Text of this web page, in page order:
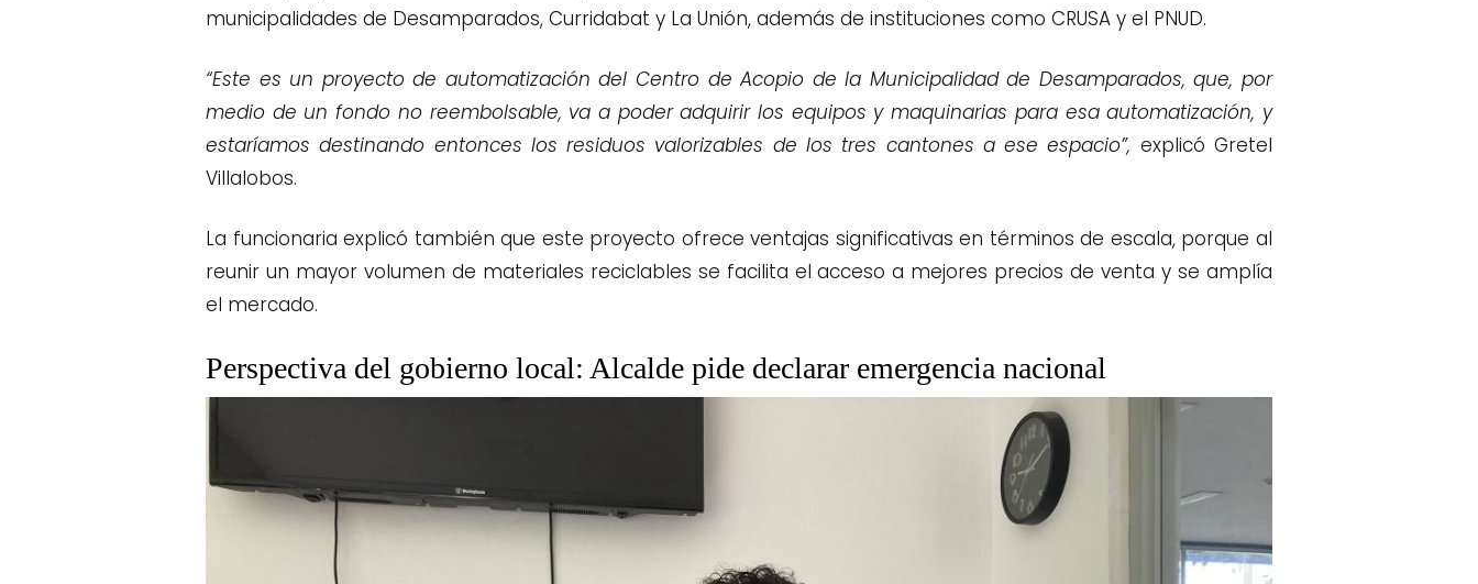
municipalidades de Desamparados, Curridabat y La Unión, además de instituciones como CRUSA y el PNUD.
“Este es un proyecto de automatización del Centro de Acopio de la Municipalidad de Desamparados, que, por
medio de un fondo no reembolsable, va a poder adquirir los equipos y maquinarias para esa automatización, y
estaríamos destinando entonces los residuos valorizables de los tres cantones a ese espacio”, explicó Gretel
Villalobos.
La funcionaria explicó también que este proyecto ofrece ventajas significativas en términos de escala, porque al
reunir un mayor volumen de materiales reciclables se facilita el acceso a mejores precios de venta y se amplía
el mercado.
Perspectiva del gobierno local: Alcalde pide declarar emergencia nacional